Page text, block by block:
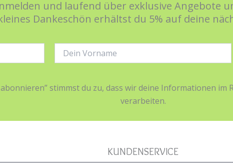
und laufend über exklusive Angebote
Dankeschön erhältst du 5% auf deine
stimmst du zu, dass wir deine Informationen
verarbeiten.
KUNDENSERVICE